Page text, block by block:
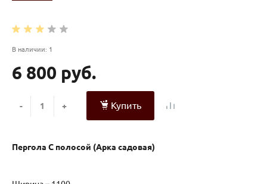
В наличии: 1
6 800 руб.
- + Купить
Пергола С полосой (Арка садовая)